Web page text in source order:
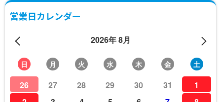
営業日カレンダー
2026年 8月
日 月 火 水 木 金 土
26 27 28 29 30 31
1